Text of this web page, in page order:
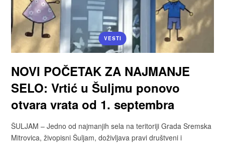
VESTI
NOVI POČETAK ZA NAJMANJE
SELO: Vrtić u Šuljmu ponovo
otvara vrata od 1. septembra
ŠULJAM – Jedno od najmanjih sela na teritoriji Grada Sremska
Mitrovica, živopisni Šuljam, doživljava pravi društveni i